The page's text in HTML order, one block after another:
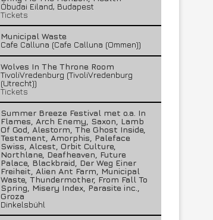
Óbudai Eiland, Budapest
Tickets
Municipal Waste
Cafe Calluna (Cafe Calluna (Ommen))
Wolves In The Throne Room
TivoliVredenburg (TivoliVredenburg
(Utrecht))
Tickets
Summer Breeze Festival met o.a. In
Flames, Arch Enemy, Saxon, Lamb
Of God, Alestorm, The Ghost Inside,
Testament, Amorphis, Paleface
Swiss, Alcest, Orbit Culture,
Northlane, Deafheaven, Future
Palace, Blackbraid, Der Weg Einer
Freiheit, Alien Ant Farm, Municipal
Waste, Thundermother, From Fall To
Spring, Misery Index, Parasite inc.,
Groza
Dinkelsbühl